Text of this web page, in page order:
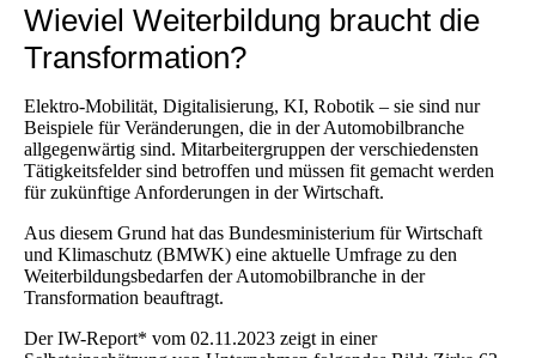
Wieviel Weiterbildung braucht die
Transformation?
Elektro-Mobilität, Digitalisierung, KI, Robotik – sie sind nur
Beispiele für Veränderungen, die in der Automobilbranche
allgegenwärtig sind. Mitarbeitergruppen der verschiedensten
Tätigkeitsfelder sind betroffen und müssen fit gemacht werden
für zukünftige Anforderungen in der Wirtschaft.
Aus diesem Grund hat das Bundesministerium für Wirtschaft
und Klimaschutz (BMWK) eine aktuelle Umfrage zu den
Weiterbildungsbedarfen der Automobilbranche in der
Transformation beauftragt.
Der IW-Report* vom 02.11.2023 zeigt in einer